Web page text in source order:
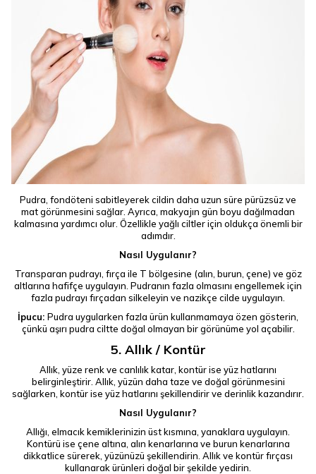
Pudra, fondöteni sabitleyerek cildin daha uzun süre pürüzsüz ve
mat görünmesini sağlar. Ayrıca, makyajın gün boyu dağılmadan
kalmasına yardımcı olur. Özellikle yağlı ciltler için oldukça önemli bir
adımdır.
Nasıl Uygulanır?
Transparan pudrayı, fırça ile T bölgesine (alın, burun, çene) ve göz
altlarına hafifçe uygulayın. Pudranın fazla olmasını engellemek için
fazla pudrayı fırçadan silkeleyin ve nazikçe cilde uygulayın.
İpucu: Pudra uygularken fazla ürün kullanmamaya özen gösterin,
çünkü aşırı pudra ciltte doğal olmayan bir görünüme yol açabilir.
5. Allık / Kontür
Allık, yüze renk ve canlılık katar, kontür ise yüz hatlarını
belirginleştirir. Allık, yüzün daha taze ve doğal görünmesini
sağlarken, kontür ise yüz hatlarını şekillendirir ve derinlik kazandırır.
Nasıl Uygulanır?
Allığı, elmacık kemiklerinizin üst kısmına, yanaklara uygulayın.
Kontürü ise çene altına, alın kenarlarına ve burun kenarlarına
dikkatlice sürerek, yüzünüzü şekillendirin. Allık ve kontür fırçası
kullanarak ürünleri doğal bir şekilde yedirin.